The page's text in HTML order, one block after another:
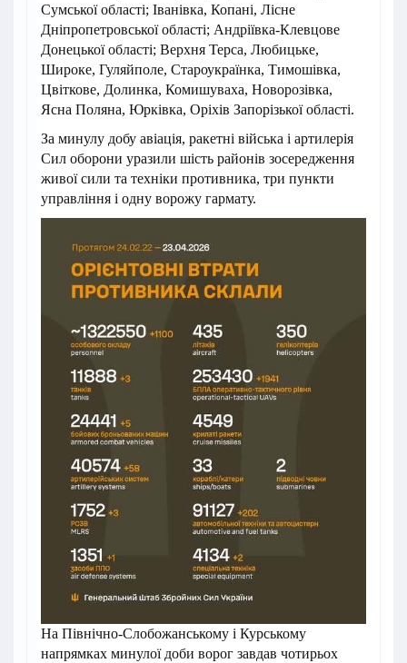
Сумської області; Іванівка, Копані, Лісне
Дніпропетровської області; Андріївка-Клевцове
Донецької області; Верхня Терса, Любицьке,
Широке, Гуляйполе, Староукраїнка, Тимошівка,
Цвіткове, Долинка, Комишуваха, Новорозівка,
Ясна Поляна, Юрківка, Оріхів Запорізької області.
За минулу добу авіація, ракетні війська і артилерія
Сил оборони уразили шість районів зосередження
живої сили та техніки противника, три пункти
управління і одну ворожу гармату.
На Північно-Слобожанському і Курському
напрямках минулої доби ворог завдав чотирьох